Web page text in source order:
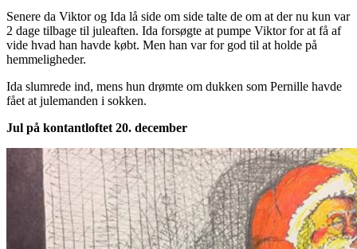
Senere da Viktor og Ida lå side om side talte de om at der nu kun var
2 dage tilbage til juleaften. Ida forsøgte at pumpe Viktor for at få af
vide hvad han havde købt. Men han var for god til at holde på
hemmeligheder.
Ida slumrede ind, mens hun drømte om dukken som Pernille havde
fået at julemanden i sokken.
Jul på kontantloftet 20. december